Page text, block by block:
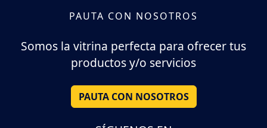
PAUTA CON NOSOTROS
Somos la vitrina perfecta para ofrecer tus
productos y/o servicios
PAUTA CON NOSOTROS